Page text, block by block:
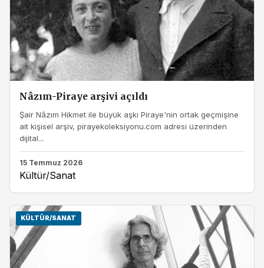
Nâzım-Piraye arşivi açıldı
Şair Nâzım Hikmet ile büyük aşkı Piraye'nin ortak geçmişine
ait kişisel arşiv, pirayekoleksiyonu.com adresi üzerinden
dijital...
15 Temmuz 2026
Kültür/Sanat
KÜLTÜR/SANAT